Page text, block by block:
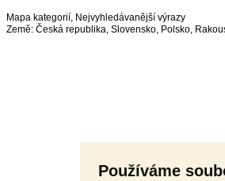
Používáme
Mapa kategorií, Nejvyhledávanější výrazy
Země: Česká republika, Slovensko, Polsko,